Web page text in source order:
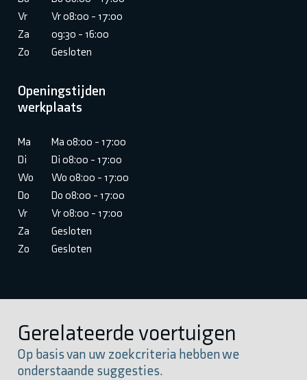
Vr
Vr 08:00 - 17:00
Za
09:30 - 16:00
Zo
Gesloten
Openingstijden
werkplaats
Ma
Ma 08:00 - 17:00
Di
Di 08:00 - 17:00
Wo
Wo 08:00 - 17:00
Do
Do 08:00 - 17:00
Vr
Vr 08:00 - 17:00
Za
Gesloten
Zo
Gesloten
Gerelateerde voertuigen
Op basis van uw zoekcriteria hebben we
onderstaande suggesties.